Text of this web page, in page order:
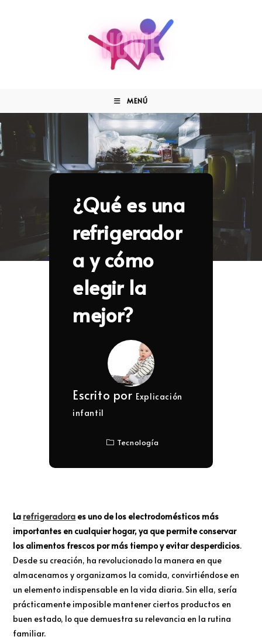
MENÚ
¿Qué es una
refrigerador
a y cómo
elegir la
mejor?
Escrito por Explicación
infantil
Tecnología
La refrigeradora es uno de los electrodomésticos más
importantes en cualquier hogar, ya que permite conservar
los alimentos frescos por más tiempo y evitar desperdicios.
Desde su creación, ha revolucionado la manera en que
almacenamos y organizamos la comida, convirtiéndose en
un elemento indispensable en la vida diaria. Sin ella, sería
prácticamente imposible mantener ciertos productos en
buen estado, lo que demuestra su relevancia en la rutina
familiar.